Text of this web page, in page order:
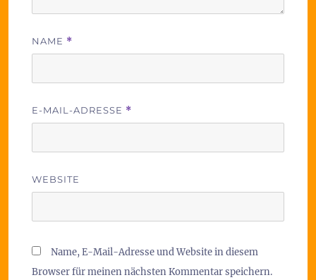
NAME *
E-MAIL-ADRESSE *
WEBSITE
Name, E-Mail-Adresse und Website in diesem
Browser für meinen nächsten Kommentar speichern.